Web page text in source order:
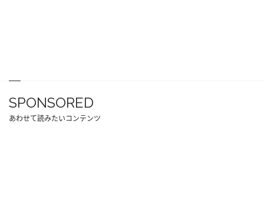
SPONSORED
あわせて読みたいコンテンツ